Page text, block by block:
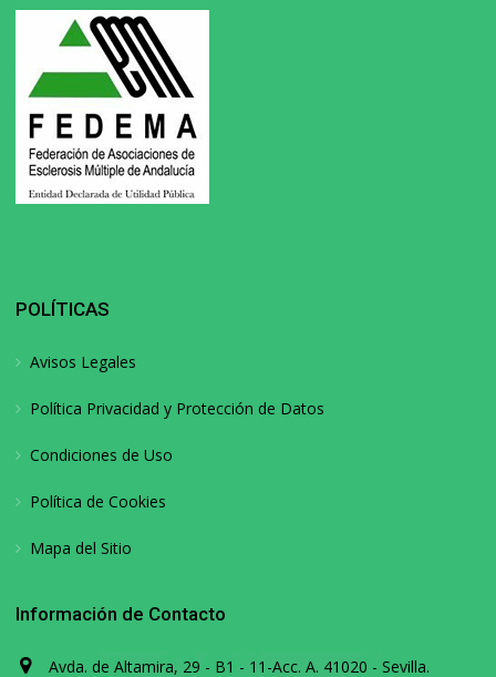
POLÍTICAS
Avisos Legales
Política Privacidad y Protección de Datos
Condiciones de Uso
Política de Cookies
Mapa del Sitio
Información de Contacto
Avda. de Altamira, 29 - B1 - 11-Acc. A. 41020 - Sevilla.